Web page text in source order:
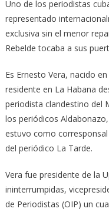
Uno de los periodistas
representado
exclusiva sin el menor
Rebelde tocaba a sus
Es Ernesto Vera, nacido
residente en La Habana
periodista clandestino del
los periódicos
estuvo como
del periódico La Tarde.
Vera fue presidente de la
ininterrumpidas,
de Periodistas (OIP) un